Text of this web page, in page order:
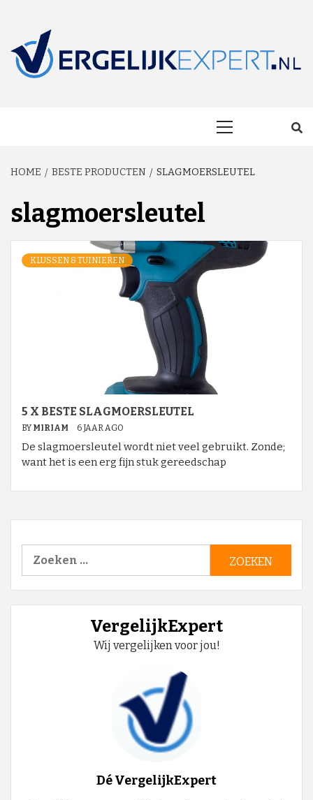
content
HOME BESTE PRODUCTEN SLAGMOERSLEUTEL
slagmoersleutel
KLUSSEN & TUINIEREN
5 X BESTE SLAGMOERSLEUTEL
BY MIRIAM 6 JAAR AGO
De slagmoersleutel wordt niet veel gebruikt. Zonde;
want het is een erg fijn stuk gereedschap
Zoeken
VergelijkExpert
Wij vergelijken voor jou!
Dé VergelijkExpert